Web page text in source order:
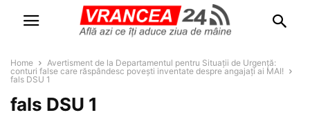
Home
Avertisment de la Departamentul pentru Situații de Urgență:
conturi false care răspândesc povești inventate despre angajați ai MAI!
fals DSU 1
fals DSU 1